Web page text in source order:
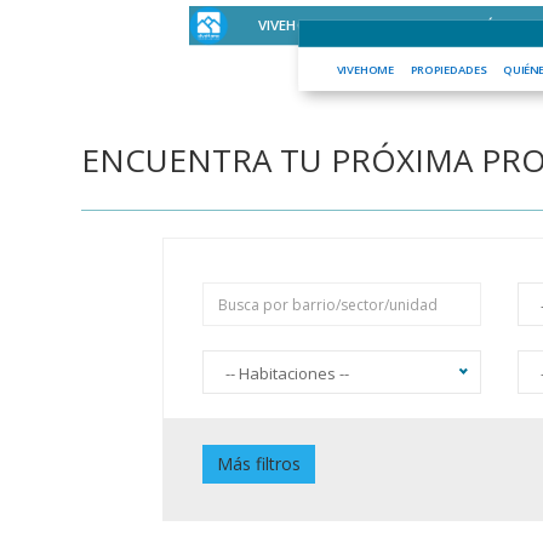
VIVEHOME PROPIEDADES
VIVEHOME PROPIEDADES QUIÉNES
ENCUENTRA TU PRÓXIMA
-- Habitaciones --
Piscina
Más filtros